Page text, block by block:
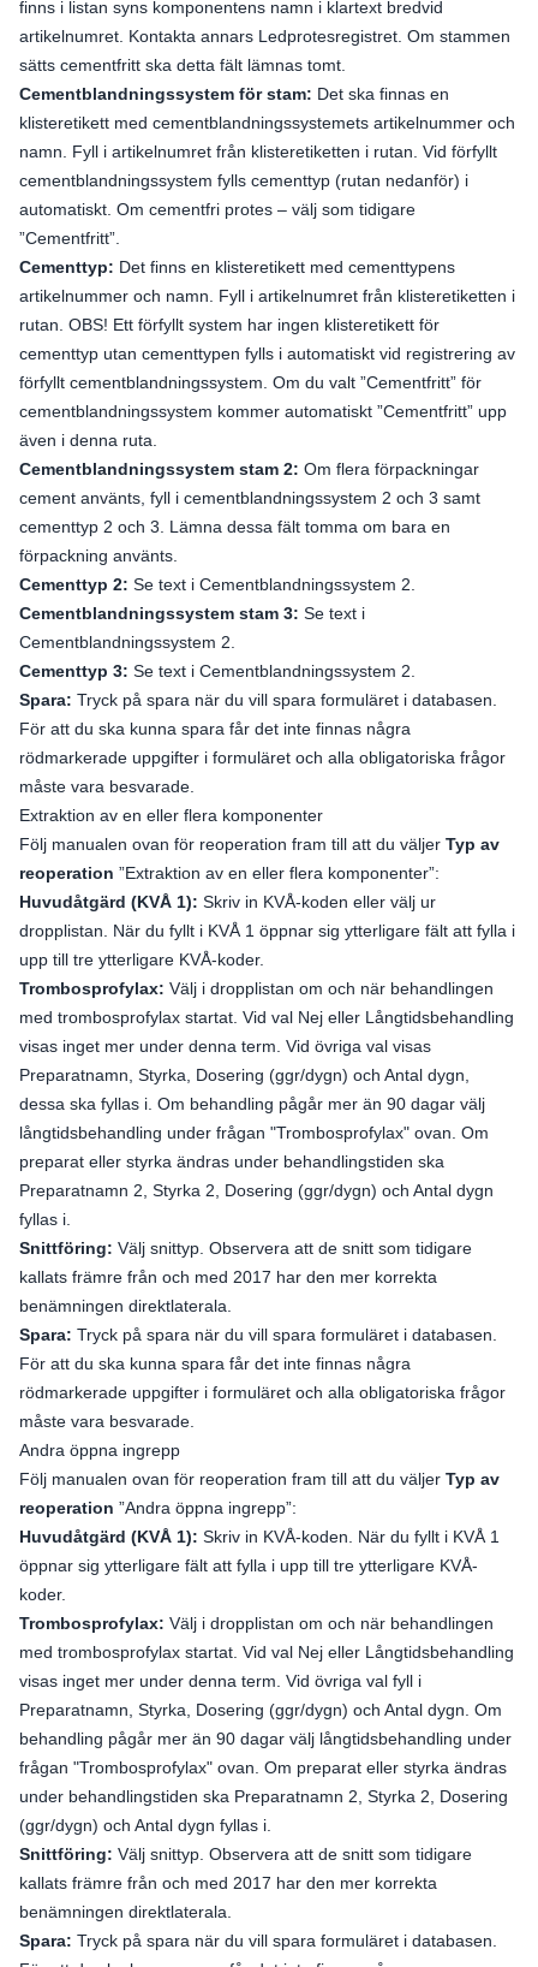
finns i listan syns komponentens namn i klartext bredvid
artikelnumret. Kontakta annars Ledprotesregistret. Om stammen
sätts cementfritt ska detta fält lämnas tomt.
Cementblandningssystem för stam: Det ska finnas en
klisteretikett med cementblandningssystemets artikelnummer och
namn. Fyll i artikelnumret från klisteretiketten i rutan. Vid förfyllt
cementblandningssystem fylls cementtyp (rutan nedanför) i
automatiskt. Om cementfri protes – välj som tidigare
”Cementfritt”.
Cementtyp: Det finns en klisteretikett med cementtypens
artikelnummer och namn. Fyll i artikelnumret från klisteretiketten i
rutan. OBS! Ett förfyllt system har ingen klisteretikett för
cementtyp utan cementtypen fylls i automatiskt vid registrering av
förfyllt cementblandningssystem. Om du valt ”Cementfritt” för
cementblandningssystem kommer automatiskt ”Cementfritt” upp
även i denna ruta.
Cementblandningssystem stam 2: Om flera förpackningar
cement använts, fyll i cementblandningssystem 2 och 3 samt
cementtyp 2 och 3. Lämna dessa fält tomma om bara en
förpackning använts.
Cementtyp 2: Se text i Cementblandningssystem 2.
Cementblandningssystem stam 3: Se text i
Cementblandningssystem 2.
Cementtyp 3: Se text i Cementblandningssystem 2.
Spara: Tryck på spara när du vill spara formuläret i databasen.
För att du ska kunna spara får det inte finnas några
rödmarkerade uppgifter i formuläret och alla obligatoriska frågor
måste vara besvarade.
Extraktion av en eller flera komponenter
Följ manualen ovan för reoperation fram till att du väljer Typ av
reoperation ”Extraktion av en eller flera komponenter”:
Huvudåtgärd (KVÅ 1): Skriv in KVÅ-koden eller välj ur
dropplistan. När du fyllt i KVÅ 1 öppnar sig ytterligare fält att fylla i
upp till tre ytterligare KVÅ-koder.
Trombosprofylax: Välj i dropplistan om och när behandlingen
med trombosprofylax startat. Vid val Nej eller Långtidsbehandling
visas inget mer under denna term. Vid övriga val visas
Preparatnamn, Styrka, Dosering (ggr/dygn) och Antal dygn,
dessa ska fyllas i. Om behandling pågår mer än 90 dagar välj
långtidsbehandling under frågan "Trombosprofylax" ovan. Om
preparat eller styrka ändras under behandlingstiden ska
Preparatnamn 2, Styrka 2, Dosering (ggr/dygn) och Antal dygn
fyllas i.
Snittföring: Välj snittyp. Observera att de snitt som tidigare
kallats främre från och med 2017 har den mer korrekta
benämningen direktlaterala.
Spara: Tryck på spara när du vill spara formuläret i databasen.
För att du ska kunna spara får det inte finnas några
rödmarkerade uppgifter i formuläret och alla obligatoriska frågor
måste vara besvarade.
Andra öppna ingrepp
Följ manualen ovan för reoperation fram till att du väljer Typ av
reoperation ”Andra öppna ingrepp”:
Huvudåtgärd (KVÅ 1): Skriv in KVÅ-koden. När du fyllt i KVÅ 1
öppnar sig ytterligare fält att fylla i upp till tre ytterligare KVÅ-
koder.
Trombosprofylax: Välj i dropplistan om och när behandlingen
med trombosprofylax startat. Vid val Nej eller Långtidsbehandling
visas inget mer under denna term. Vid övriga val fyll i
Preparatnamn, Styrka, Dosering (ggr/dygn) och Antal dygn. Om
behandling pågår mer än 90 dagar välj långtidsbehandling under
frågan "Trombosprofylax" ovan. Om preparat eller styrka ändras
under behandlingstiden ska Preparatnamn 2, Styrka 2, Dosering
(ggr/dygn) och Antal dygn fyllas i.
Snittföring: Välj snittyp. Observera att de snitt som tidigare
kallats främre från och med 2017 har den mer korrekta
benämningen direktlaterala.
Spara: Tryck på spara när du vill spara formuläret i databasen.